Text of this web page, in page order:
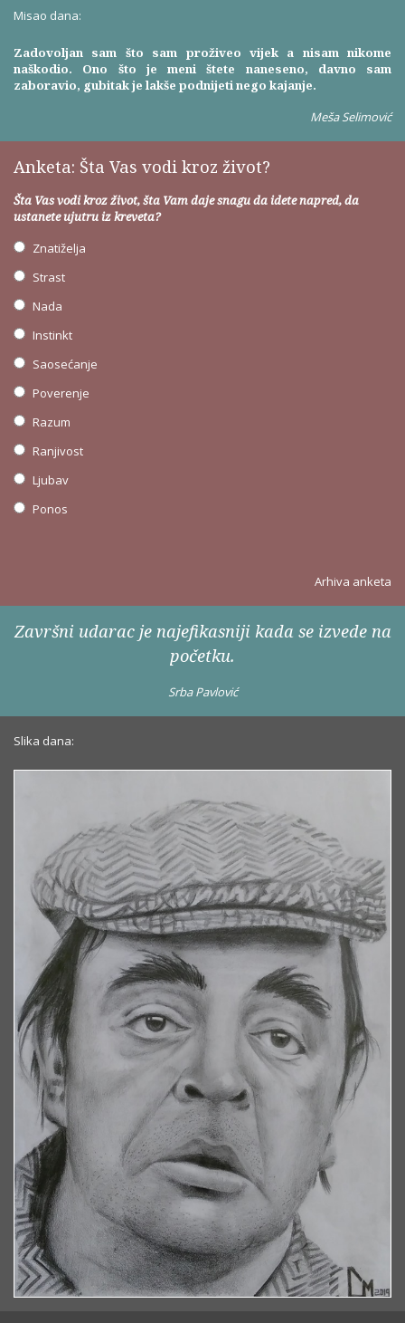
Misao dana:
Zadovoljan sam što sam proživeo vijek a nisam nikome
naškodio. Ono što je meni štete naneseno, davno sam
zaboravio, gubitak je lakše podnijeti nego kajanje.
Meša Selimović
Anketa: Šta Vas vodi kroz život?
Šta Vas vodi kroz život, šta Vam daje snagu da idete napred, da
ustanete ujutru iz kreveta?
Znatiželja
Strast
Nada
Instinkt
Saosećanje
Poverenje
Razum
Ranjivost
Ljubav
Ponos
Arhiva anketa
Završni udarac je najefikasniji kada se izvede na
početku.
Srba Pavlović
Slika dana: